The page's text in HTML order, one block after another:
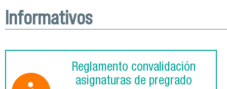
Informativos
Reglamento convalidación
asignaturas de pregrado